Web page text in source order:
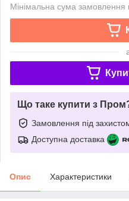
Мінімальна сума
Що таке купити з
Замовлення під
Доступна доставка
Опис Характеристики